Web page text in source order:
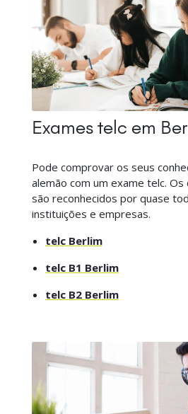
Exames telc em
Pode comprovar os seus
alemão com um exame telc.
são reconhecidos por quase
instituições e empresas.
telc Berlim
telc B1 Berlim
telc B2 Berlim